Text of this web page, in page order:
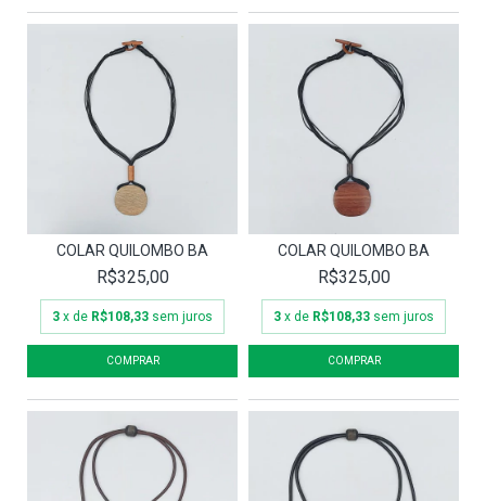
COLAR QUILOMBO BA
R$325,00
3 x de R$108,33 sem juros
COLAR QUILOMBO BA
R$325,00
3 x de R$108,33 sem juros